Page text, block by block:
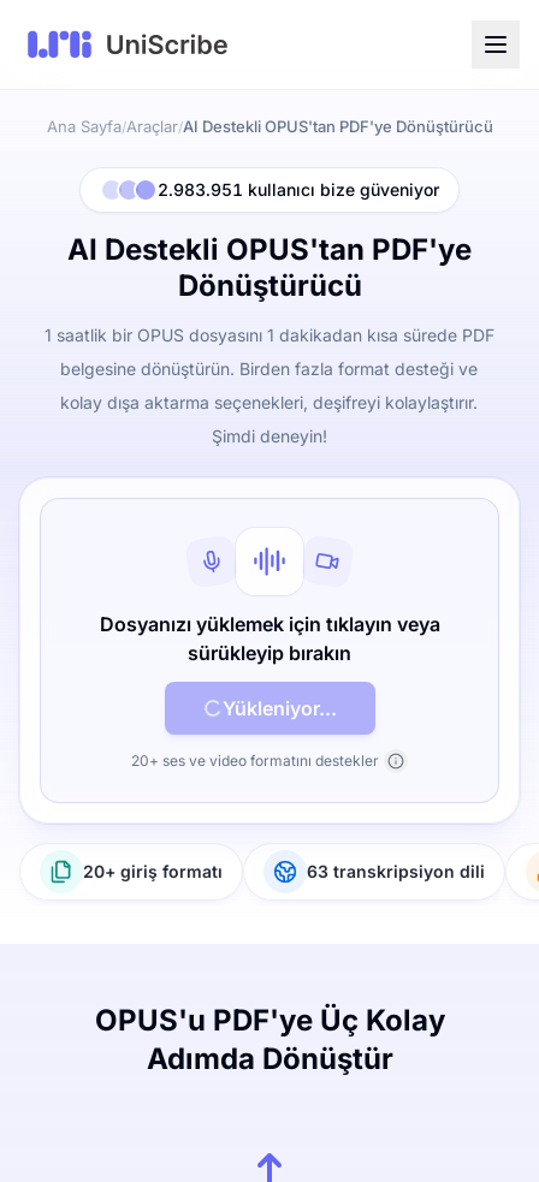
Ana Sayfa/Araçlar/AI Destekli OPUS'tan PDF'ye Dönüştürücü
2.983.951 kullanıcı bize güveniyor
AI Destekli OPUS'tan PDF'ye
Dönüştürücü
1 saatlik bir OPUS dosyasını 1 dakikadan kısa sürede PDF
belgesine dönüştürün. Birden fazla format desteği ve
kolay dışa aktarma seçenekleri, deşifreyi kolaylaştırır.
Şimdi deneyin!
Dosyanızı yüklemek için tıklayın veya
sürükleyip bırakın
Yükleniyor...
20+ ses ve video formatını destekler
20+ giriş formatı 63 transkripsiyon dili
OPUS'u PDF'ye Üç Kolay
Adımda Dönüştür